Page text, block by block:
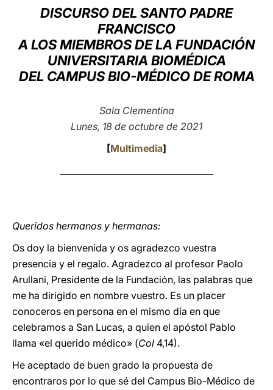
LATINE
DISCURSO DEL SANTO PADRE
FRANCISCO
A LOS MIEMBROS DE LA FUNDACIÓN
UNIVERSITARIA BIOMÉDICA
DEL CAMPUS BIO-MÉDICO DE ROMA
Sala Clementina
Lunes, 18 de octubre de 2021
[Multimedia]
Queridos hermanos y hermanas:
Os doy la bienvenida y os agradezco vuestra
presencia y el regalo. Agradezco al profesor Paolo
Arullani, Presidente de la Fundación, las palabras que
me ha dirigido en nombre vuestro. Es un placer
conoceros en persona en el mismo día en que
celebramos a San Lucas, a quien el apóstol Pablo
llama «el querido médico» (Col 4,14).
He aceptado de buen grado la propuesta de
encontraros por lo que sé del Campus Bio-Médico de